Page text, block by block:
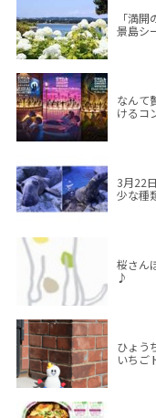
「満
景島シ
なんて
けるコ
3月22
少な種
桜さん
♪
ひょう
いちご